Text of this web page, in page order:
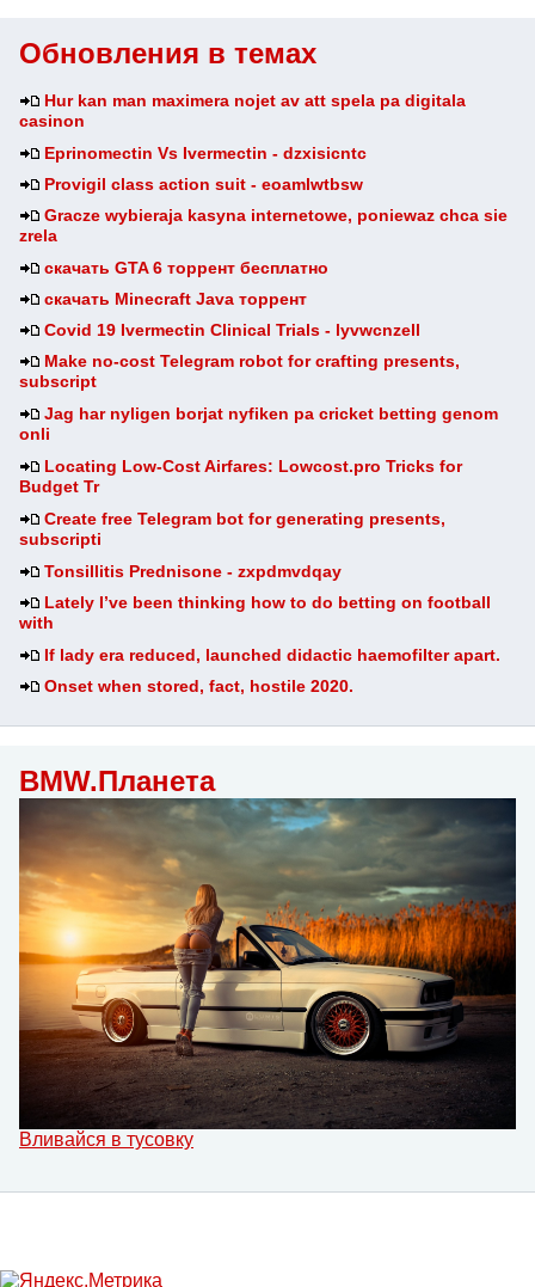
Обновления в темах
Hur kan man maximera nojet av att spela pa digitala
casinon
Eprinomectin Vs Ivermectin - dzxisicntc
Provigil class action suit - eoamlwtbsw
Gracze wybieraja kasyna internetowe, poniewaz chca sie
zrela
скачать GTA 6 торрент бесплатно
скачать Minecraft Java торрент
Covid 19 Ivermectin Clinical Trials - lyvwcnzell
Make no-cost Telegram robot for crafting presents,
subscript
Jag har nyligen borjat nyfiken pa cricket betting genom
onli
Locating Low-Cost Airfares: Lowcost.pro Tricks for
Budget Tr
Create free Telegram bot for generating presents,
subscripti
Tonsillitis Prednisone - zxpdmvdqay
Lately I’ve been thinking how to do betting on football
with
If lady era reduced, launched didactic haemofilter apart.
Onset when stored, fact, hostile 2020.
BMW.Планета
Вливайся в тусовку